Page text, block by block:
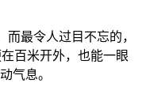
最令人过目不忘的，
百米开外，也能一眼
气息。